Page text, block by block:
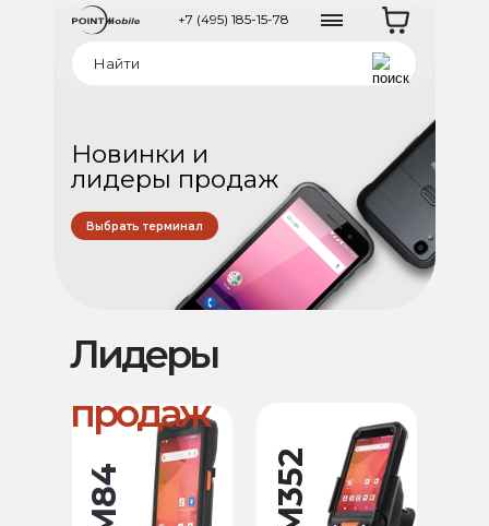
+7 (495) 185-15-78
Выбрать терминал
Новинки и
лидеры продаж
Лидеры
продаж
PM352